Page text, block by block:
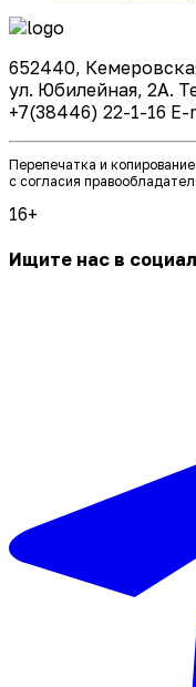
652440,
ул. Юбилейная, 2А.
+7(38446) 22-1-16
Перепечатка и
с согласия
16+
Ищите нас в